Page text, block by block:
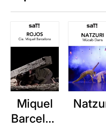
Miquel
Barcelon